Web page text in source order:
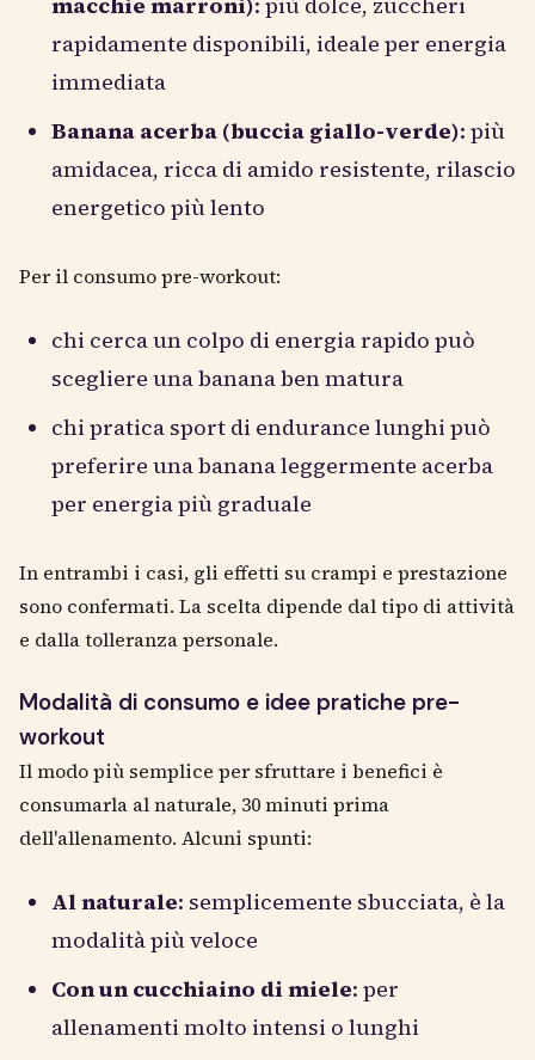
rapidamente disponibili, ideale per energia
immediata
Banana acerba (buccia giallo-verde): più
amidacea, ricca di amido resistente, rilascio
energetico più lento
Per il consumo pre-workout:
chi cerca un colpo di energia rapido può
scegliere una banana ben matura
chi pratica sport di endurance lunghi può
preferire una banana leggermente acerba
per energia più graduale
In entrambi i casi, gli effetti su crampi e prestazione
sono confermati. La scelta dipende dal tipo di attività
e dalla tolleranza personale.
Modalità di consumo e idee pratiche pre-
workout
Il modo più semplice per sfruttare i benefici è
consumarla al naturale, 30 minuti prima
dell'allenamento. Alcuni spunti:
Al naturale: semplicemente sbucciata, è la
modalità più veloce
Con un cucchiaino di miele: per
allenamenti molto intensi o lunghi